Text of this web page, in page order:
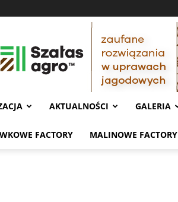
AKTUALNOŚCI GALERIA
FACTORY MALINOWE FACTORY